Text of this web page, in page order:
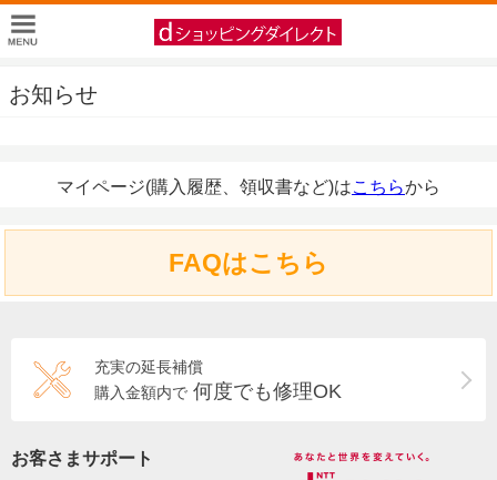
お知らせ
マイページ(購入履歴、領収書など)はこちらから
FAQはこちら
充実の延長補償
購入金額内で 何度でも修理OK
お客さまサポート